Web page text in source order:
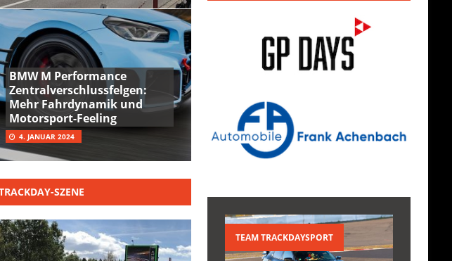
BMW M Performance
Zentralverschlussfelgen:
Mehr Fahrdynamik und
Motorsport-Feeling
4. JANUAR 2024
SZENE
TEAM TRACKDAYSPORT